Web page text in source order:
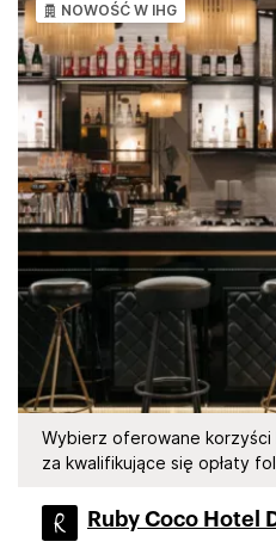
NOWOŚĆ W IHG
Wybierz oferowane korzyści
za kwalifikujące się opłaty
Ruby Coco Hotel